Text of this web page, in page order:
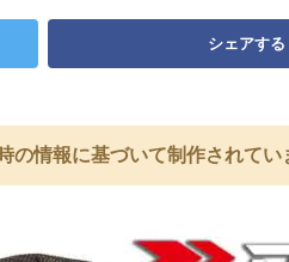
シェアする
の情報に基づいて制作されてい